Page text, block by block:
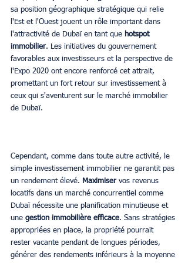
sa position géographique stratégique qui relie
l'Est et l'Ouest jouent un rôle important dans
l'attractivité de Dubaï en tant que hotspot
immobilier. Les initiatives du gouvernement
favorables aux investisseurs et la perspective de
l'Expo 2020 ont encore renforcé cet attrait,
promettant un fort retour sur investissement à
ceux qui s'aventurent sur le marché immobilier
de Dubaï.
Cependant, comme dans toute autre activité, le
simple investissement immobilier ne garantit pas
un rendement élevé. Maximiser vos revenus
locatifs dans un marché concurrentiel comme
Dubaï nécessite une planification minutieuse et
une gestion immobilière efficace. Sans stratégies
appropriées en place, la propriété pourrait
rester vacante pendant de longues périodes,
générer des rendements inférieurs à la moyenne